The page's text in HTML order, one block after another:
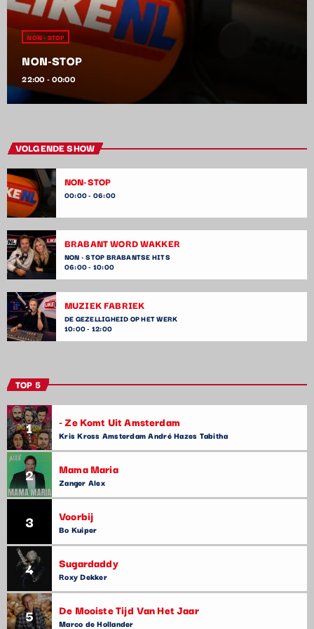
NON - STOP
NON-STOP
22:00 - 00:00
VOLGENDE SHOW
NON-STOP
00:00 - 06:00
BRABANT WORD WAKKER
NON - STOP BRABANTSE HITS
06:00 - 10:00
MUZIEK FABRIEK
DE GEZELLIGHEID OP HET WERK
10:00 - 12:00
TOP 5
1 - Ze Komt Uit Amsterdam
Kris Kross Amsterdam André Hazes Tabitha
2 Mama Maria
Zanger Alex
3 Voorbij
Bo Kuiper
4 Sugardaddy
Roxy Dekker
5 De Mooiste Tijd Van Het Jaar
Marco de Hollander